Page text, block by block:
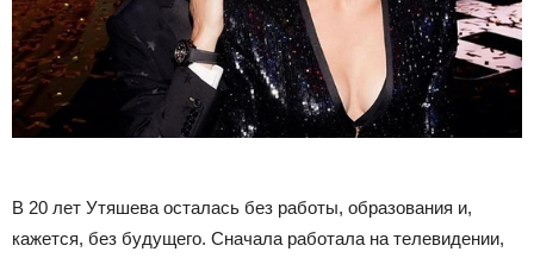
В 20 лет Утяшева осталась без работы, образования и,
кажется, без будущего. Сначала работала на телевидении,